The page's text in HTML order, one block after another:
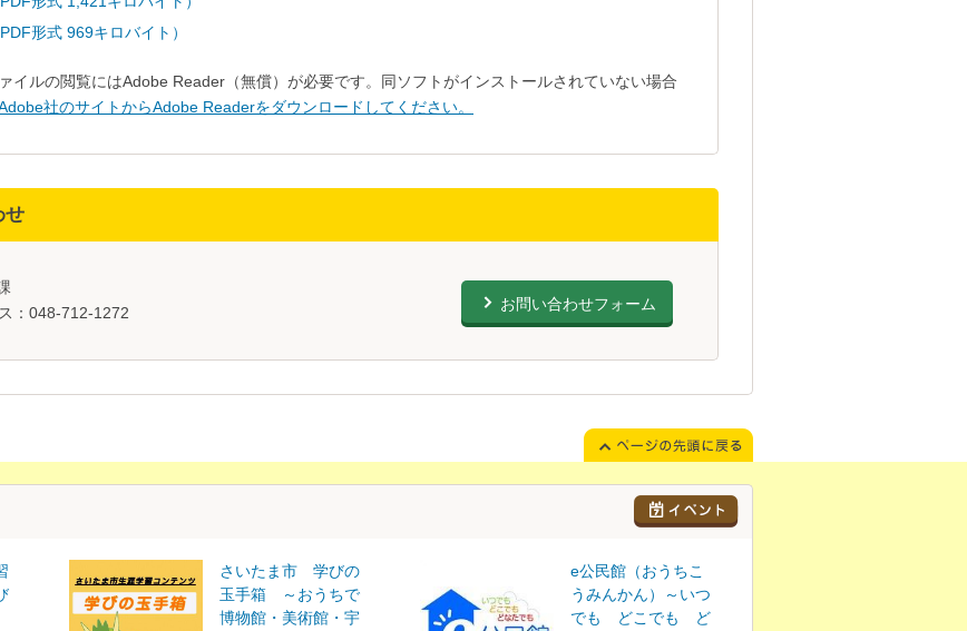
形式 969キロバイト）
イルの閲覧にはAdobe Reader（無償）が必要です。同ソフトがインストールされていない場合
社のサイトからAdobe Readerをダウンロードしてください。
せ
：048-712-1272
お問い合わせフォーム
さいたま市 学びの
玉手箱 ～おうちで
博物館・美術館・宇
e公民館（おうちこ
うみんかん）～いつ
でも どこでも ど